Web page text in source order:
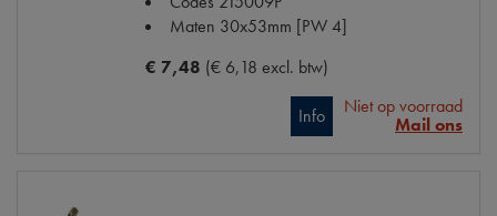
Maten 30x53mm [PW 4]
€ 7,48 (€ 6,18 excl. btw)
Info
Niet op voorraad
Mail ons